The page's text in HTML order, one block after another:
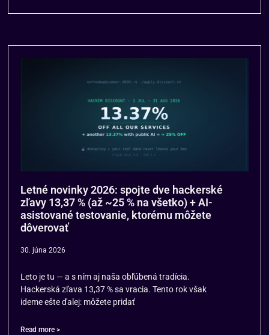
Letné novinky 2026: spojte dve hackerské
zľavy 13,37 % (až ~25 % na všetko) + AI-
asistované testovanie, ktorému môžete
dôverovať
30. júna 2026
Leto je tu — a s ním aj naša obľúbená tradícia.
Hackerská zľava 13,37 % sa vracia. Tento rok však
ideme ešte ďalej: môžete pridať
Read more >